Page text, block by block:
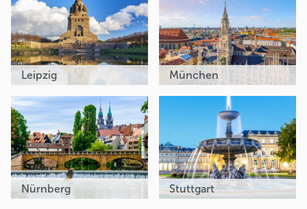
Leipzig München
Nürnberg Stuttgart